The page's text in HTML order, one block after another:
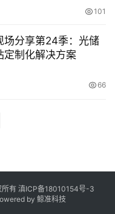
101
场分享第24季：光储
定制化解决方案
66
所有 滇ICP备18010154号-3
by 鲸准科技